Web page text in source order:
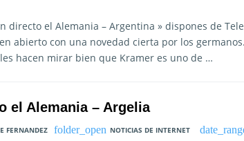
directo el Alemania – Argentina » dispones de
abierto con una novedad cierta por los
hacen mirar bien que Kramer es uno de …
el Alemania – Argelia
FERNANDEZ NOTICIAS DE INTERNET